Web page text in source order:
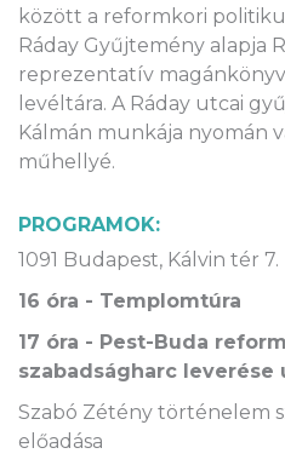
között a reformkori
Ráday Gyűjtemény alapja
reprezentatív
levéltára. A Ráday utcai
Kálmán munkája nyomán
műhellyé.
PROGRAMOK:
1091 Budapest, Kálvin tér 7.
16 óra - Templomtúra
17 óra - Pest-Buda
szabadságharc leverése
Szabó Zétény történelem
előadása